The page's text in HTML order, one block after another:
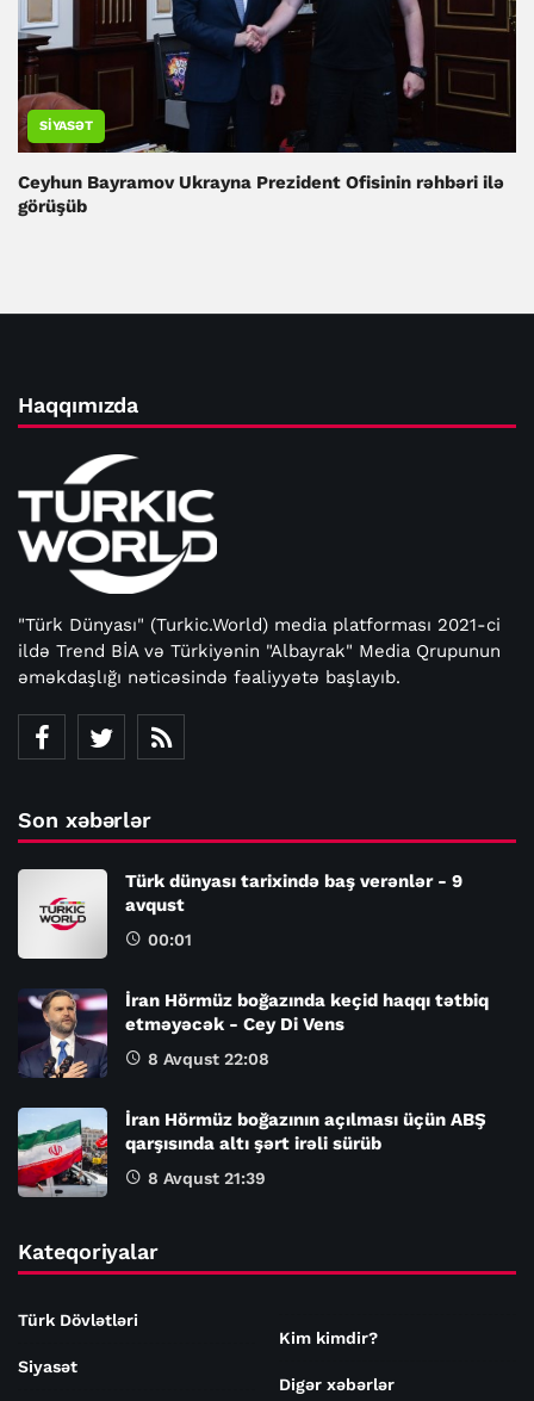
SIYASƏT
Ceyhun Bayramov Ukrayna Prezident Ofisinin rəhbəri ilə
görüşüb
Haqqımızda
"Türk Dünyası" (Turkic.World) media platforması 2021-ci
ildə Trend BİA və Türkiyənin "Albayrak" Media Qrupunun
əməkdaşlığı nəticəsində fəaliyyətə başlayıb.
Son xəbərlər
Türk dünyası tarixində baş verənlər - 9
avqust
00:01
İran Hörmüz boğazında keçid haqqı tətbiq
etməyəcək - Cey Di Vens
8 Avqust 22:08
İran Hörmüz boğazının açılması üçün ABŞ
qarşısında altı şərt irəli sürüb
8 Avqust 21:39
Kateqoriyalar
Türk Dövlətləri
Siyasət
Kim kimdir?
Digər xəbərlər